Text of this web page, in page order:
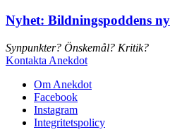
Nyhet: Bildningspoddens
Synpunkter? Önskemål? Kritik?
Kontakta Anekdot
Om Anekdot
Facebook
Instagram
Integritetspolicy